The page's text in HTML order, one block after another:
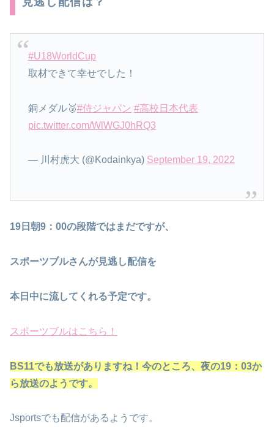
#U18WorldCup
取材できて幸せでした！
銅メダル🥉#侍ジャパン #高校日本代表
pic.twitter.com/WlWGJ0hRQ3
— 川村虎大 (@Kodainkya) September 19, 2022
19日朝9：00の段階ではまだですが、
スポーツブルさんが見逃し配信を
本日中に流してくれる予定です。
スポーツブルはこちら！
BS11でも放送がありますね！今のところ、夜の19：03か
ら放送のようです。
Jsportsでも配信があるようです。